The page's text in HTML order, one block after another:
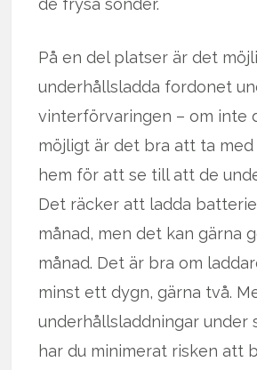
de frysa sönder.
På en del platser är det
underhållsladda fordonet
vinterförvaringen – om inte
möjligt är det bra att ta
hem för att se till att de
Det räcker att ladda
månad, men det kan gärna
månad. Det är bra om
minst ett dygn, gärna två.
underhållsladdningar under
har du minimerat risken att